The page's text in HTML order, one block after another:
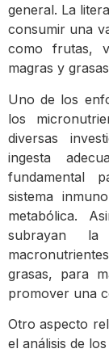
general. La
consumir una
como frutas,
magras y
Uno de los
los
diversas
ingesta
fundamental
sistema
metabólica.
subrayan
grasas, para
promover una
Otro aspecto
el análisis de